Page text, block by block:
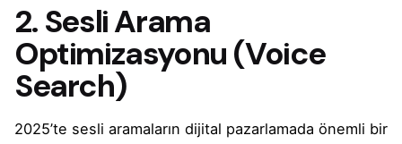
2. Sesli Arama
Optimizasyonu (Voice
Search)
2025’te sesli aramaların dijital pazarlamada önemli bir